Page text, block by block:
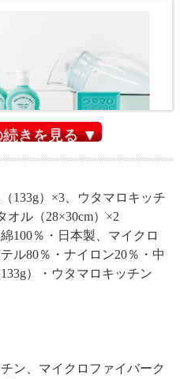
とす。ウタマロ洗剤で
し。
きを見る ▼
133g）×3、ウタマロキッチ
オル（28×30cm）×2
100％・日本製、マイクロ
ル80％・ナイロン20％・中
）・ウタマロキッチン
ン、マイクロファイバーク